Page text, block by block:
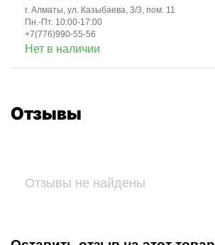
г. Алматы, ул. Казыбаева, 3/3, пом. 11
Пн.-Пт. 10:00-17:00
+7(776)990-55-56
Нет в наличии
Отзывы
Отзывы не найдены